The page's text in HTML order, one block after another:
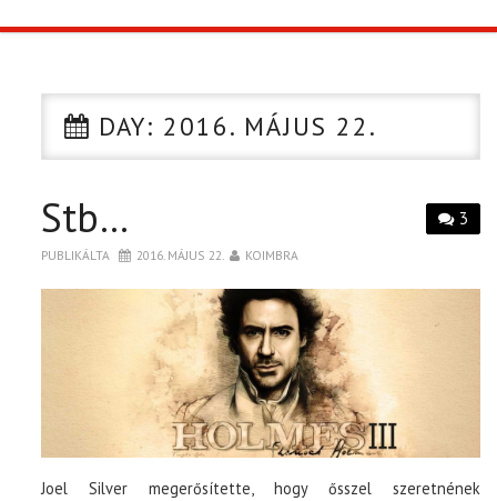
CIKK
PÓLÓ RENDELÉS
DAY: 2016. MÁJUS 22.
3
Stb…
PUBLIKÁLTA 2016. MÁJUS 22. KOIMBRA
Joel Silver megerősítette, hogy ősszel szeretnének